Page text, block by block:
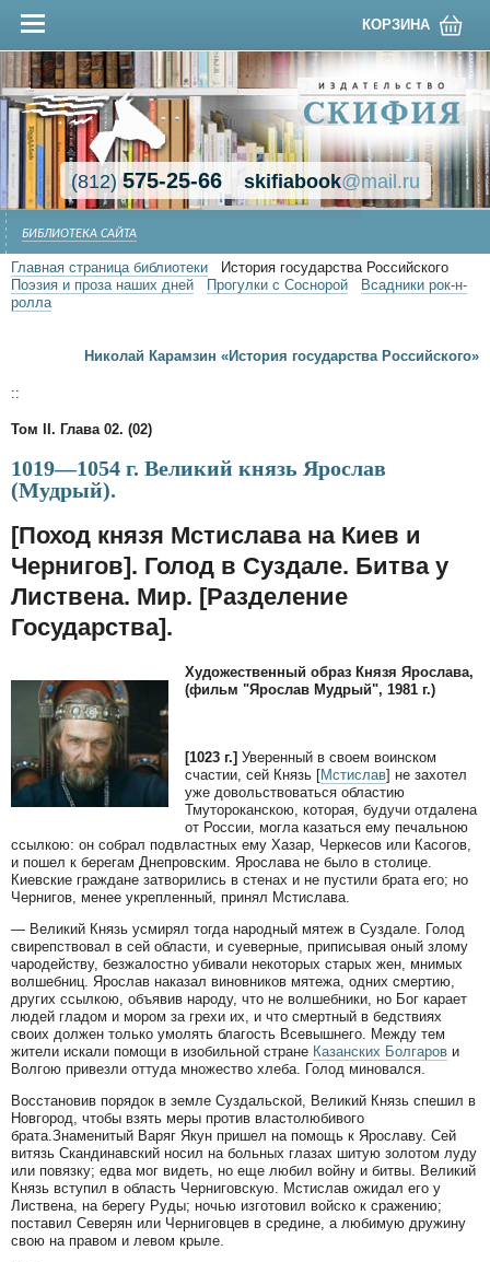
КОРЗИНА
(812)575-25-66 skifiabook@mail.ru
БИБЛИОТЕКА САЙТА
Главная страница библиотеки
История государства Российского
Поэзия и проза наших дней
Прогулки с Соснорой
Всадники рок-н-
ролла
Николай Карамзин «История государства Российского»
::
Том II. Глава 02. (02)
1019—1054 г. Великий князь Ярослав
(Мудрый).
[Поход князя Мстислава на Киев и
Чернигов]. Голод в Суздале. Битва у
Листвена. Мир. [Разделение
Государства].
Художественный образ Князя Ярослава,
(фильм "Ярослав Мудрый", 1981 г.)
[1023 г.] Уверенный в своем воинском
счастии, сей Князь [Мстислав] не захотел
уже довольствоваться областию
Тмутороканскою, которая, будучи отдалена
от России, могла казаться ему печальною
ссылкою: он собрал подвластных ему Хазар, Черкесов или Касогов,
и пошел к берегам Днепровским. Ярослава не было в столице.
Киевские граждане затворились в стенах и не пустили брата его; но
Чернигов, менее укрепленный, принял Мстислава.
— Великий Князь усмирял тогда народный мятеж в Суздале. Голод
свирепствовал в сей области, и суеверные, приписывая оный злому
чародейству, безжалостно убивали некоторых старых жен, мнимых
волшебниц. Ярослав наказал виновников мятежа, одних смертию,
других ссылкою, объявив народу, что не волшебники, но Бог карает
людей гладом и мором за грехи их, и что смертный в бедствиях
своих должен только умолять благость Всевышнего. Между тем
жители искали помощи в изобильной стране Казанских Болгаров и
Волгою привезли оттуда множество хлеба. Голод миновался.
Восстановив порядок в земле Суздальской, Великий Князь спешил в
Новгород, чтобы взять меры против властолюбивого
брата.Знаменитый Варяг Якун пришел на помощь к Ярославу. Сей
витязь Скандинавский носил на больных глазах шитую золотом луду
или повязку; едва мог видеть, но еще любил войну и битвы. Великий
Князь вступил в область Черниговскую. Мстислав ожидал его у
Листвена, на берегу Руды; ночью изготовил войско к сражению;
поставил Северян или Черниговцев в средине, а любимую дружину
свою на правом и левом крыле.